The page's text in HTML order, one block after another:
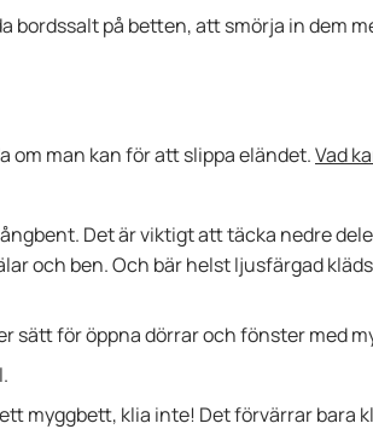
bordssalt på betten, att smörja in dem
om man kan för att slippa eländet.Vad
Det är viktigt att täcka nedre
och ben. Och bär helst ljusfärgad
sätt för öppna dörrar och fönster med
myggbett, klia inte! Det förvärrar bara